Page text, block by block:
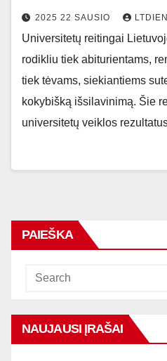
2025 22 SAUSIO
Universitetų reitingai
rodikliu tiek abiturientams,
tiek tėvams, siekiantiems
kokybišką išsilavinimą. Šie
universitetų veiklos
PAIEŠKA
NAUJAUSI ĮRAŠAI